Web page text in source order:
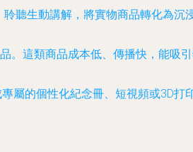
聽生動講解，將實物商品轉化為沉
。這類商品成本低、傳播快，能吸
屬的個性化紀念冊、短視頻或3D打